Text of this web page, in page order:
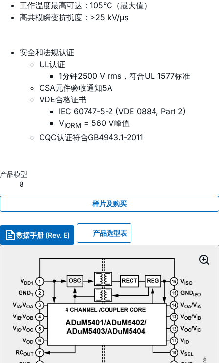
工作温度最高可达：105°C（最大值）
高共模瞬变抗扰度：>25 kV/μs
安全和法规认证
UL认证
1分钟2500 V rms，符合UL 1577标准
CSA元件验收通知5A
VDE合格证书
IEC 60747-5-2 (VDE 0884, Part 2)
VIORM = 560 V峰值
CQC认证符合GB4943.1-2011
产品模型
8
样片及购买
数据手册 (Rev. E) 产品选型表